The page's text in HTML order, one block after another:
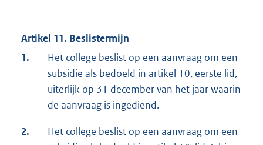
Artikel 11. Beslistermijn
1.
Het college beslist op een aanvraag om een
subsidie als bedoeld in artikel 10, eerste lid,
uiterlijk op 31 december van het jaar waarin
de aanvraag is ingediend.
2.
Het college beslist op een aanvraag om een